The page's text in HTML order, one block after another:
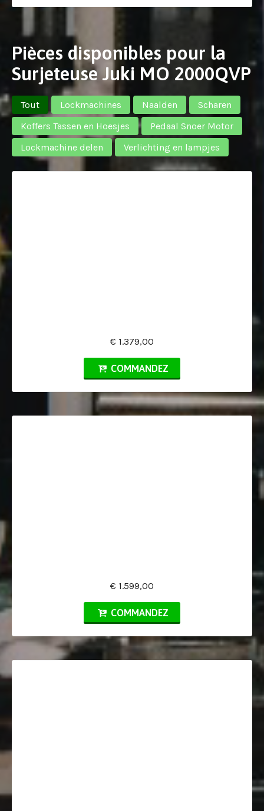
Pièces disponibles pour la
Surjeteuse Juki MO 2000QVP
Tout Lockmachines Naalden
Scharen
Koffers Tassen en Hoesjes
Pedaal Snoer Motor
Lockmachine delen
Verlichting en lampjes
€ 1.379,00
COMMANDEZ
€ 1.599,00
COMMANDEZ